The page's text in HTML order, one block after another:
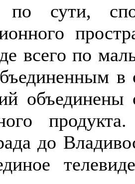
сути,
всего по
до